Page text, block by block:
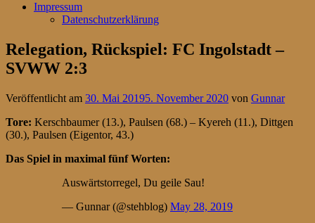
Impressum
Datenschutzerklärung
Relegation, Rückspiel: FC Ingolstadt –
SVWW 2:3
Veröffentlicht am 30. Mai 20195. November 2020 von Gunnar
Tore: Kerschbaumer (13.), Paulsen (68.) – Kyereh (11.), Dittgen
(30.), Paulsen (Eigentor, 43.)
Das Spiel in maximal fünf Worten:
Auswärtstorregel, Du geile Sau!
— Gunnar (@stehblog) May 28, 2019